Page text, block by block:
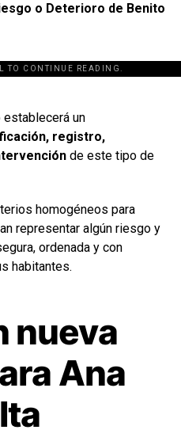
o Deterioro de Benito
TO CONTINUE READING.
establecerá un
registro,
de este tipo de
homogéneos para
representar algún riesgo y
ordenada y con
habitantes.
nueva
Ana